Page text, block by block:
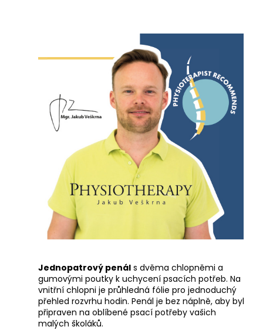
Jednopatrový penál s dvěma chlopněmi a
gumovými poutky k uchycení psacích potřeb. Na
vnitřní chlopni je průhledná fólie pro jednoduchý
přehled rozvrhu hodin. Penál je bez náplně, aby byl
připraven na oblíbené psací potřeby vašich
malých školáků.